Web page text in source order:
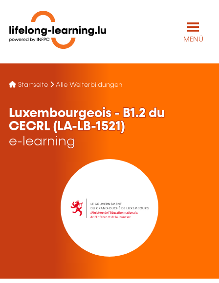
MENÜ
Startseite Alle Weiterbildungen
Luxembourgeois - B1.2 du
CECRL (LA-LB-1521)
e-learning